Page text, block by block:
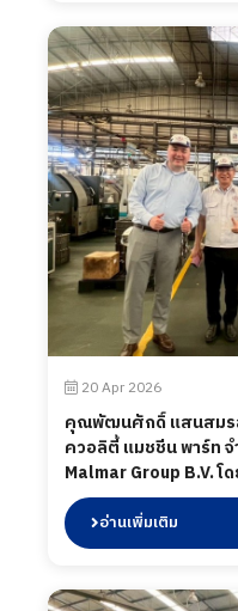
20 Apr 2026
คุณพัฒนศักดิ์ แสนสมร
ควอลิตี้ แมชชีน พาร์ท
Malmar Group B.V. โดยทางบริษัท พี ควอลิตี้ แมชชีน
พาร์ท จำกัด ได้นำเสน
เยี่ยมชมกระบวนการผลิ
ปฏิบัติการทดสอบ เมื่อ
อ่านเพิ่มเติม